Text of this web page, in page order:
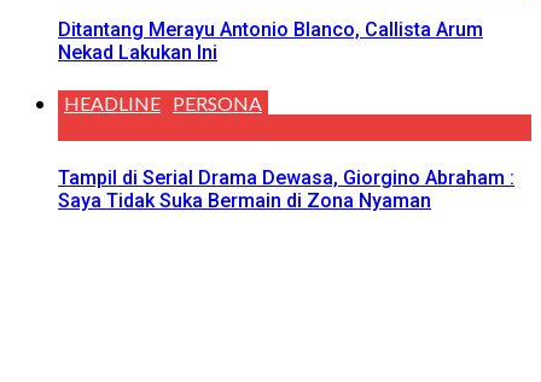
Ditantang Merayu Antonio Blanco, Callista Arum
Nekad Lakukan Ini
HEADLINE PERSONA
Tampil di Serial Drama Dewasa, Giorgino Abraham :
Saya Tidak Suka Bermain di Zona Nyaman